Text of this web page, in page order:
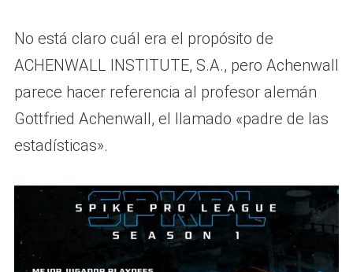
No está claro cuál era el propósito de
ACHENWALL INSTITUTE, S.A., pero Achenwall
parece hacer referencia al profesor alemán
Gottfried Achenwall, el llamado «padre de las
estadísticas».